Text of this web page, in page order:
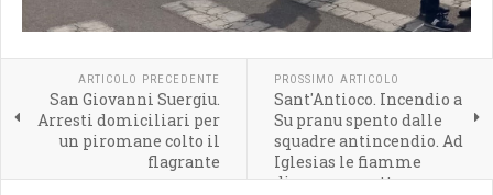
ARTICOLO PRECEDENTE
San Giovanni Suergiu.
Arresti domiciliari per
un piromane colto il
flagrante
PROSSIMO ARTICOLO
Sant'Antioco. Incendio a
Su pranu spento dalle
squadre antincendio. Ad
Iglesias le fiamme
divorano un ettaro e